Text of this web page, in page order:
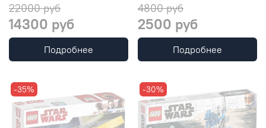
22000 руб
14300 руб
Подробнее
4800 руб
2500 руб
Подробнее
-35% -30%